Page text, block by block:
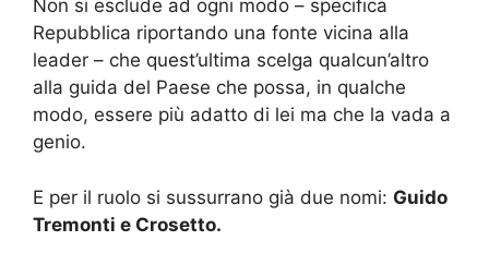
Non si esclude ad ogni modo – specifica
Repubblica riportando una fonte vicina alla
leader – che quest’ultima scelga qualcun’altro
alla guida del Paese che possa, in qualche
modo, essere più adatto di lei ma che la vada a
genio.
E per il ruolo si sussurrano già due nomi: Guido
Tremonti e Crosetto.